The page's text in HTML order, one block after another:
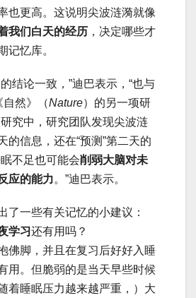
也更高。这说明尖波涟漪就像
我们白天的经历 ，决定哪些才
记忆库。
结论一致，”迪巴表示，“也与
然》（Nature）的另一项研
究中，研究团队发现尖波涟
的信息，还在“预测”第二天的
不足也可能会削弱大脑对未
应的能力。”迪巴表示。
了一些有关记忆的小建议：
学习还有用吗？
佛脚，并且在复习后好好入睡
用。但脆弱的是当天早些时候
着睡眠压力越来越严重，）大